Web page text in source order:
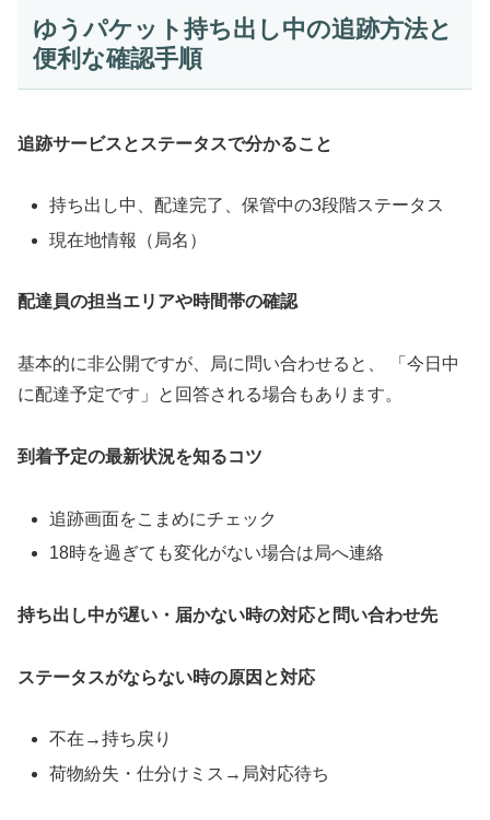
ゆうパケット持ち出し中の追跡方法と
便利な確認手順
追跡サービスとステータスで分かること
持ち出し中、配達完了、保管中の3段階ステータス
現在地情報（局名）
配達員の担当エリアや時間帯の確認
基本的に非公開ですが、局に問い合わせると、 「今日中
に配達予定です」と回答される場合もあります。
到着予定の最新状況を知るコツ
追跡画面をこまめにチェック
18時を過ぎても変化がない場合は局へ連絡
持ち出し中が遅い・届かない時の対応と問い合わせ先
ステータスがならない時の原因と対応
不在→持ち戻り
荷物紛失・仕分けミス→局対応待ち